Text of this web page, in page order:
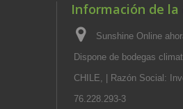
Información de la
Sunshine Online
Dispone de bodegas
CHILE, | Razón Social:
76.228.293-3